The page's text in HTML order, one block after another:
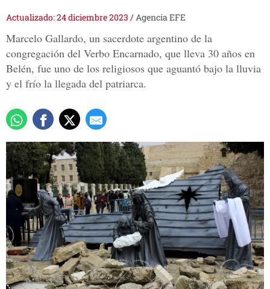
Actualizado: 24 diciembre 2023 /Agencia EFE
Marcelo Gallardo, un sacerdote argentino de la
congregación del Verbo Encarnado, que lleva 30 años en
Belén, fue uno de los religiosos que aguantó bajo la lluvia
y el frío la llegada del patriarca.